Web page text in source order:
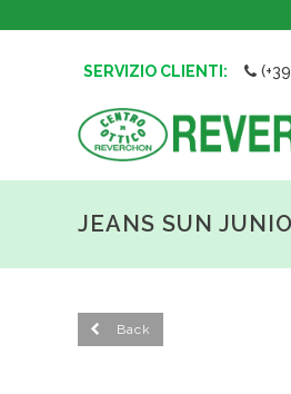
SERVIZIO CLIENTI:
JEANS SUN
Back